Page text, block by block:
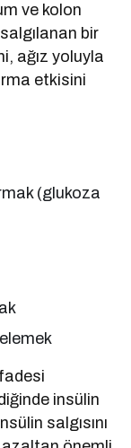
ve kolon
bir
ağız yoluyla
etkisini
(glukoza
insülin
salgısını